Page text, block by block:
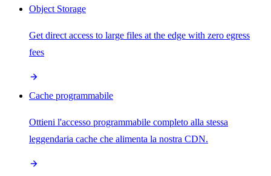
Object Storage
Get direct access to large files at the edge with zero egress
fees
Cache programmabile
Ottieni l'accesso programmabile completo alla stessa
leggendaria cache che alimenta la nostra CDN.